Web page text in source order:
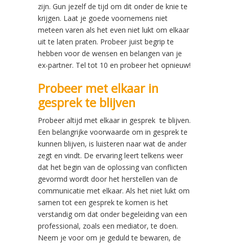
zijn. Gun jezelf de tijd om dit onder de knie te
krijgen. Laat je goede voornemens niet
meteen varen als het even niet lukt om elkaar
uit te laten praten. Probeer juist begrip te
hebben voor de wensen en belangen van je
ex-partner. Tel tot 10 en probeer het opnieuw!
Probeer met elkaar in
gesprek te blijven
Probeer altijd met elkaar in gesprek te blijven.
Een belangrijke voorwaarde om in gesprek te
kunnen blijven, is luisteren naar wat de ander
zegt en vindt. De ervaring leert telkens weer
dat het begin van de oplossing van conflicten
gevormd wordt door het herstellen van de
communicatie met elkaar. Als het niet lukt om
samen tot een gesprek te komen is het
verstandig om dat onder begeleiding van een
professional, zoals een mediator, te doen.
Neem je voor om je geduld te bewaren, de